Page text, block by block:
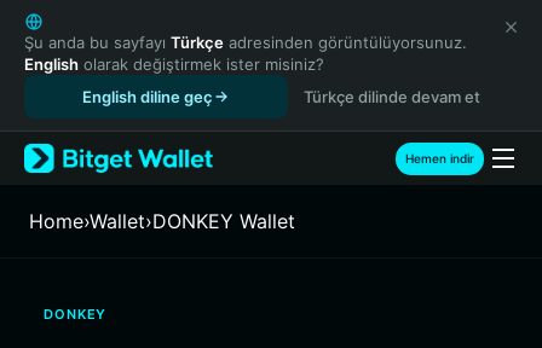
English
日本語
Tiếng Việt
Español (Latinoamérica)
Türkçe
Français
繁體中文
Şu anda bu sayfayı Türkçe adresinden görüntülüyorsunuz.
English olarak değiştirmek ister misiniz?
English diline geç
Türkçe dilinde devam et
Hemen indir
Home›Wallet›DONKEY Wallet
DONKEY